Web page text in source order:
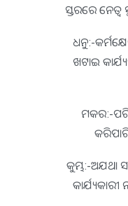
ସ୍ତରରେ ନେତ୍ୱ
ଧନୁ:-
ଖଟାଇ
ମକର:-
କୁମ୍ଭ:-ଅଯଥା